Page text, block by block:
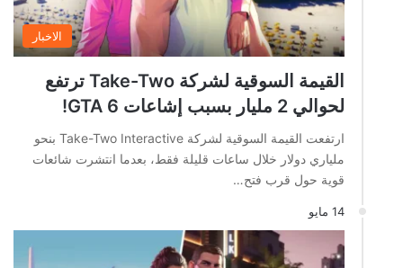
الاخبار
القيمة السوقية لشركة Take-Two ترتفع
لحوالي 2 مليار بسبب إشاعات GTA 6!
ارتفعت القيمة السوقية لشركة Take-Two Interactive بنحو
ملياري دولار خلال ساعات قليلة فقط، بعدما انتشرت شائعات
قوية حول قرب فتح…
14 مايو